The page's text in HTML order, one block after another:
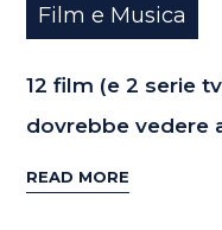
Film e Musica
12 film (e 2 serie
dovrebbe vedere
READ MORE